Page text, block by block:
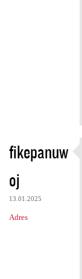
fikepanuw
oj
13.01.2025
Adres